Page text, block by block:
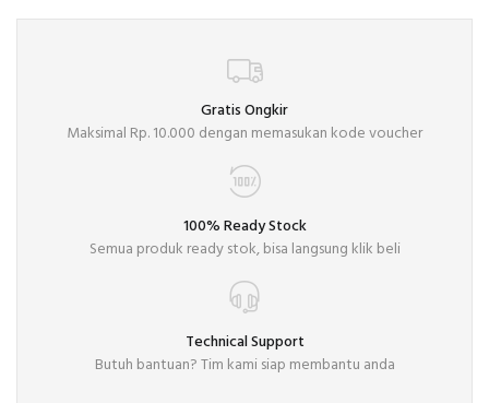
Gratis Ongkir
Maksimal Rp. 10.000 dengan memasukan kode voucher
100% Ready Stock
Semua produk ready stok, bisa langsung klik beli
Technical Support
Butuh bantuan? Tim kami siap membantu anda